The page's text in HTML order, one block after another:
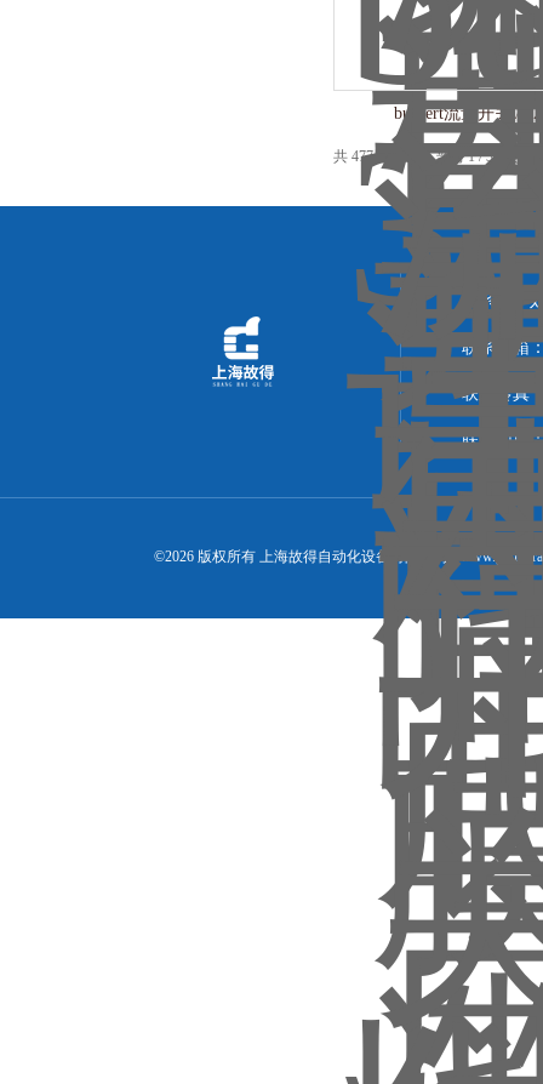
burkert流量开关
共 477 条记录，当前 1 / 32 页
联系人：
联系邮箱
联系传真
联系地址
©2026 版权所有 上海故得自动化设备有限公司 ( www.gude-